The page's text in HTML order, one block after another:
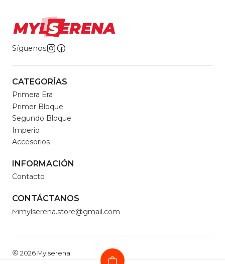
Síguenos
CATEGORÍAS
Primera Era
Primer Bloque
Segundo Bloque
Imperio
Accesorios
INFORMACIÓN
Contacto
CONTÁCTANOS
mylserena.store@gmail.com
2026 Mylserena.